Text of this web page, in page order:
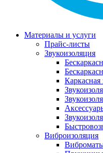
Материалы и услуги
Прайс-листы
Звукоизоляция
Каркасная
Виброизоляция